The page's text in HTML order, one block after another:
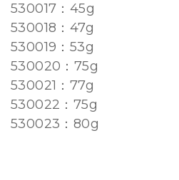
530017：45g
530018：47g
530019：53g
530020：75g
530021：77g
530022：75g
530023：80g